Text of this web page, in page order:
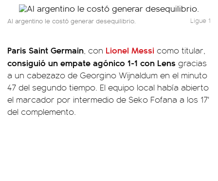
Al argentino le costó generar desequilibrio. Ligue 1
Paris Saint Germain, con Lionel Messi como titular,
consiguió un empate agónico 1-1 con Lens gracias
a un cabezazo de Georgino Wijnaldum en el minuto
47 del segundo tiempo. El equipo local había abierto
el marcador por intermedio de Seko Fofana a los 17'
del complemento.